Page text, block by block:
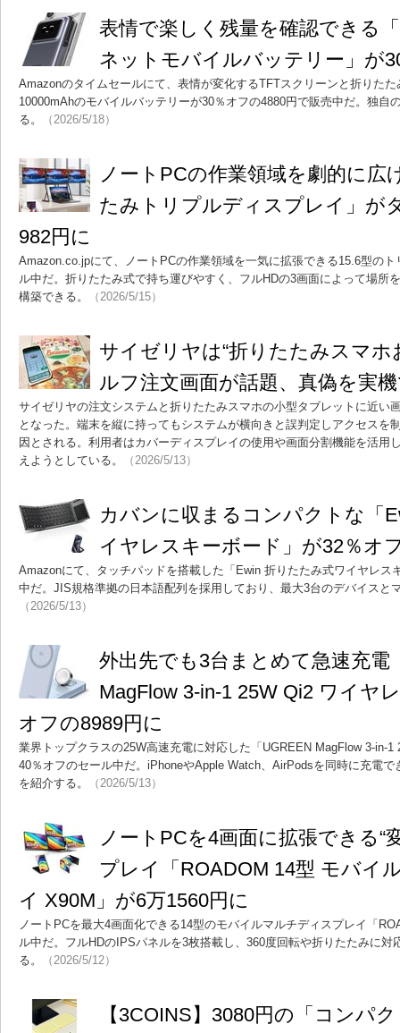
表情で楽しく残量を確認できる
ネットモバイルバッテリー」が
Amazonのタイムセールにて、表情が変化するTFTスクリーンと折りた
10000mAhのモバイルバッテリーが30％オフの4880円で販売中だ。独自
る。
（2026/5/18）
ノートPCの作業領域を劇的に広
たみトリプルディスプレイ」が
982円に
Amazon.co.jpにて、ノートPCの作業領域を一気に拡張できる15.6型の
ル中だ。折りたたみ式で持ち運びやすく、フルHDの3画面によって場所
構築できる。
（2026/5/15）
サイゼリヤは“折りたたみスマ
ルフ注文画面が話題、真偽を実
サイゼリヤの注文システムと折りたたみスマホの小型タブレットに近い
となった。端末を縦に持ってもシステムが横向きと誤判定しアクセスを
因とされる。利用者はカバーディスプレイの使用や画面分割機能を活用
えようとしている。
（2026/5/13）
カバンに収まるコンパクトな「
イヤレスキーボード」が32％オ
Amazonにて、タッチパッドを搭載した「Ewin 折りたたみ式ワイヤレス
中だ。JIS規格準拠の日本語配列を採用しており、最大3台のデバイスと
（2026/5/13）
外出先でも3台まとめて急速充電
MagFlow 3-in-1 25W Qi2 ワイヤ
オフの8989円に
業界トップクラスの25W高速充電に対応した「UGREEN MagFlow 3-in-
40％オフのセール中だ。iPhoneやApple Watch、AirPodsを同時に充電
を紹介する。
（2026/5/13）
ノートPCを4画面に拡張できる“
プレイ「ROADOM 14型 モバイ
イ X90M」が6万1560円に
ノートPCを最大4画面化できる14型のモバイルマルチディスプレイ「
ル中だ。フルHDのIPSパネルを3枚搭載し、360度回転や折りたたみに対
る。
（2026/5/12）
【3COINS】3080円の「コンパ